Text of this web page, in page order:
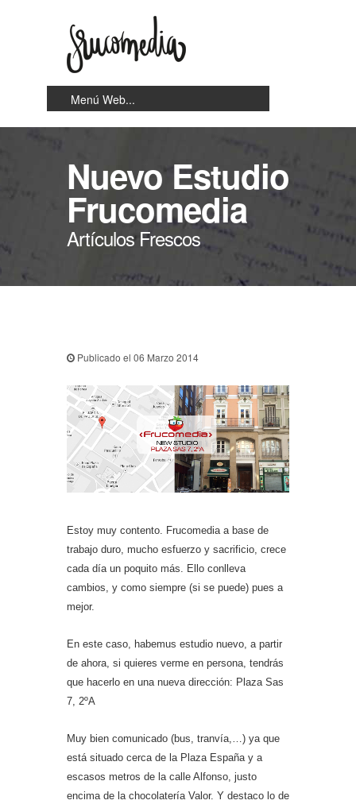
Nuevo Estudio
Frucomedia
Artículos Frescos
Publicado el 06 Marzo 2014
Estoy muy contento. Frucomedia a base de
trabajo duro, mucho esfuerzo y sacrificio, crece
cada día un poquito más. Ello conlleva
cambios, y como siempre (si se puede) pues a
mejor.
En este caso, habemus estudio nuevo, a partir
de ahora, si quieres verme en persona, tendrás
que hacerlo en una nueva dirección: Plaza Sas
7, 2ºA
Muy bien comunicado (bus, tranvía,…) ya que
está situado cerca de la Plaza España y a
escasos metros de la calle Alfonso, justo
encima de la chocolatería Valor. Y destaco lo de